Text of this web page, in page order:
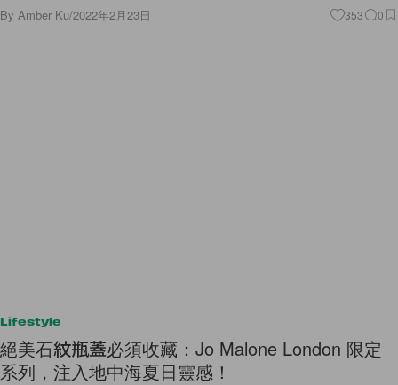
By Amber Ku/2022年2月23日 353 0
Lifestyle
絕美石紋瓶蓋必須收藏：Jo Malone London 限定
系列，注入地中海夏日靈感！